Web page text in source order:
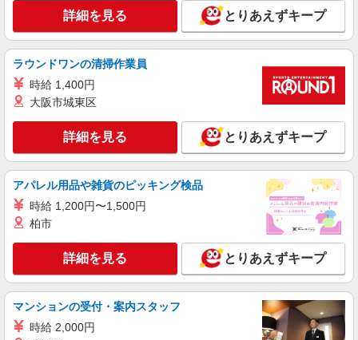
実績及び会社業績により変動します。） ◆ 研修中
月給変動なし（6ヶ月） ◆ 報奨金制度(予算達成
時） 15000円〜（社内規定有） ◆交通費（月
キープ 詳細を見る
アルバイト
RANDA
アトレ品川 〒108-0075 東京都港区港南2-18-
キープ 詳細を見る
アルバイト
接客・販売スタッフ
［アルバイト・パート・契約社員］時給1,230
円〜 ※試用期間3カ月あり：同給与
東京都港区台場1-6-1
詳細を見る とりあえずキープ
ラウンドワンの清掃作業員
時給 1,400円
大阪市城東区
詳細を見る とりあえずキープ
アパレル用品や雑貨のピッキング検品
時給 1,200円〜1,500円
柏市
詳細を見る とりあえずキープ
マンションの受付・案内スタッフ
時給 2,000円